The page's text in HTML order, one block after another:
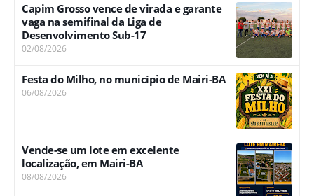
Capim Grosso vence de virada e garante
vaga na semifinal da Liga de
Desenvolvimento Sub-17
02/08/2026
Festa do Milho, no município de Mairi-BA
06/08/2026
Vende-se um lote em excelente
localização, em Mairi-BA
08/08/2026